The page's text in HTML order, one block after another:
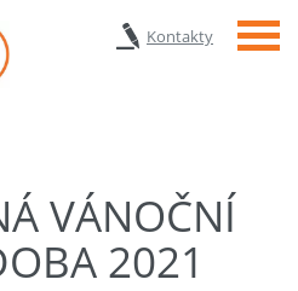
Kontakty Menu
VÁNOČNÍ
2021